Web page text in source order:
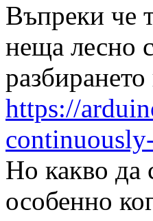
Въпреки че
неща лесно
https://
Но какво да
особенно